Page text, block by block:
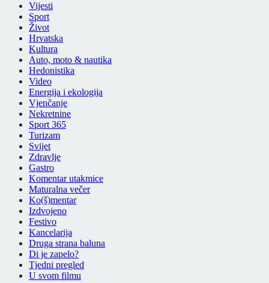
Vijesti
Sport
Život
Hrvatska
Kultura
Auto, moto & nautika
Hedonistika
Video
Energija i ekologija
Vjenčanje
Nekretnine
Sport 365
Turizam
Svijet
Zdravlje
Gastro
Komentar utakmice
Maturalna večer
Ko(š)mentar
Izdvojeno
Festivo
Kancelarija
Druga strana baluna
Di je zapelo?
Tjedni pregled
U svom filmu